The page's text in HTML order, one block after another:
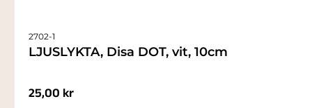
2702-1
LJUSLYKTA, Disa DOT, vit, 10cm
25,00 kr